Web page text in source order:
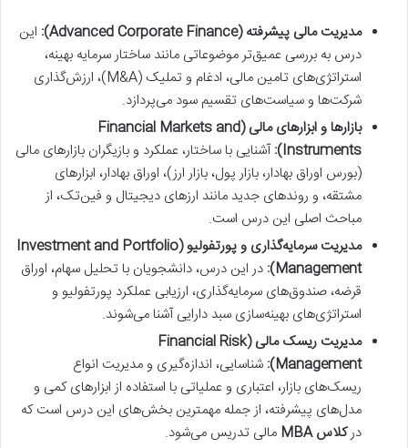
مدیریت مالی پیشرفته (Advanced Corporate Finance):
این
درس به بررسی عمیق‌تر موضوعاتی مانند ساختار سرمایه بهینه،
استراتژی‌های تامین مالی، ادغام و تملیک (M&A)، ارزش‌گذاری
شرکت‌ها و سیاست‌های تقسیم سود می‌پردازد.
بازارها و ابزارهای مالی (Financial Markets and
Instruments): آشنایی با ساختار، عملکرد و بازیگران بازارهای مالی
(بورس اوراق بهادار، بازار پول، بازار ارز)، اوراق بهادار، ابزارهای
مشتقه، و روندهای جدید مانند ارزهای دیجیتال و فین‌تک، از
مباحث اصلی این درس است.
مدیریت سرمایه‌گذاری و پورتفولیو (Investment and Portfolio
Management): در این درس، دانشجویان با تحلیل سهام، اوراق
قرضه، صندوق‌های سرمایه‌گذاری، ارزیابی عملکرد پورتفولیو و
استراتژی‌های بهینه‌سازی سبد دارایی آشنا می‌شوند.
مدیریت ریسک مالی (Financial Risk
Management): شناسایی، اندازه‌گیری و مدیریت انواع
ریسک‌های بازار، اعتباری و عملیاتی با استفاده از ابزارهای کمی و
مدل‌های پیشرفته، از جمله مهمترین بخش‌های این درس است که
درکلاس MBA
مالی تدریس می‌شود.